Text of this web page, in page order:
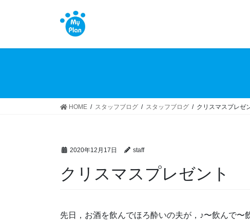
HOME スタッフブログ スタッフブログ クリスマスプレゼ
2020年12月17日 staff
クリスマスプレゼント
先日，お酒を飲んでほろ酔いの夫が，♪〜飲んで